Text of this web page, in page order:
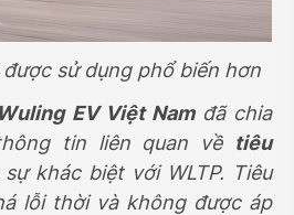
được sử dụng phổ biến hơn
Wuling EV Việt Namđã chia
tin liên quan về tiêu
khác biệt với WLTP. Tiêu
lỗi thời và không được áp